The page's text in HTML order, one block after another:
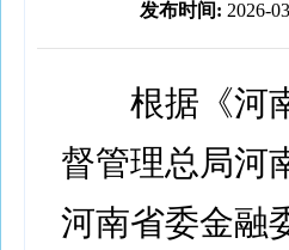
发布时间: 2026-
根据《河南
督管理总局河
河南省委金融